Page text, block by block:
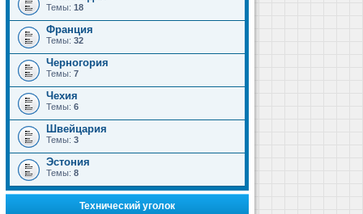
Темы: 18
Франция
Темы: 32
Черногория
Темы: 7
Чехия
Темы: 6
Швейцария
Темы: 3
Эстония
Темы: 8
Технический уголок